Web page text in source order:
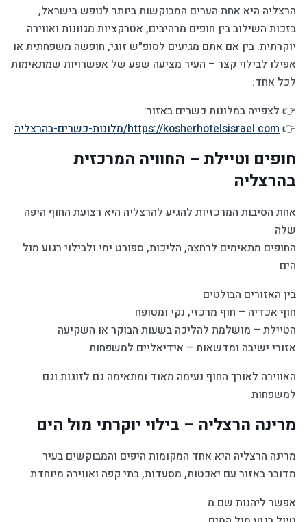
הרצליה היא אחת הערים המבוקשות ביותר לנופש בישראל,
בזכות השילוב בין חופים מרהיבים, אטרקציות מגוונות ואווירה
יוקרתית. בין אם אתם מגיעים לסופ״ש זוגי, חופשה משפחתית או
אפילו לבילוי קצר – העיר מציעה שפע של אפשרויות שמתאימות
לכל אחד.
👉 לצפייה במלונות כשרים באזור:
👉https://kosherhotelsisrael.com/מלונות-כשרים-בהרצליה
חופים וטיילת – החוויה המרכזית
בהרצליה
אחת הסיבות המרכזיות להגיע להרצליה היא רצועת החוף היפה
שלה
החופים מתאימים לרחצה, הליכות, ספורט ימי ולבילוי רגוע מול
הים
בין האזורים הבולטים
חוף אכדיה – חוף מרכזי, נקי ומטופח
הטיילת – מושלמת להליכה בשעות הבוקר או השקיעה
אזורי ישיבה ומדשאות – אידיאליים למשפחות
האווירה לאורך החוף נעימה מאוד ומתאימה גם לזוגות וגם
למשפחות
מרינה הרצליה – בילוי יוקרתי מול הים
מרינה הרצליה היא אחד המקומות היפים והמבוקשים בעיר
מדובר באזור עם יאכטות, מסעדות, בתי קפה ואווירה מיוחדת
אפשר ליהנות שם מ